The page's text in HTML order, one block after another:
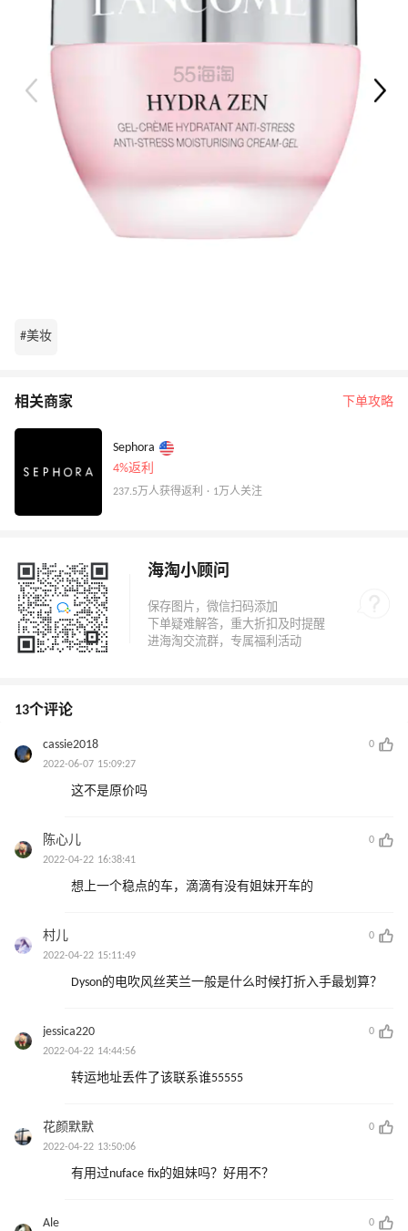
#美妆
相关商家 下单攻略
Sephora
4%返利
237.5万人获得返利 · 1万人关注
海淘小顾问
13个评论
cassie2018
0
2022-06-07 15:09:27
这不是原价吗
陈心儿
0
2022-04-22 16:38:41
想上一个稳点的车，滴滴有没有姐妹开车的
村儿
0
2022-04-22 15:11:49
Dyson的电吹风丝芙兰一般是什么时候打折入手最划算？
jessica220
0
2022-04-22 14:44:56
转运地址丢件了该联系谁55555
花颜默默
0
2022-04-22 13:50:06
有用过nuface fix的姐妹吗？好用不？
Ale
0